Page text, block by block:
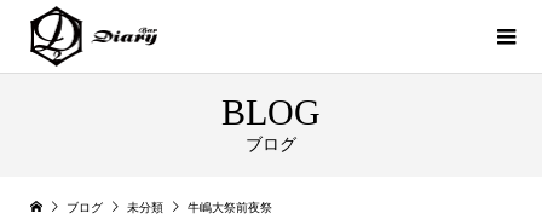
BLOG
ブログ
ブログ 未分類 牛嶋大祭前夜祭